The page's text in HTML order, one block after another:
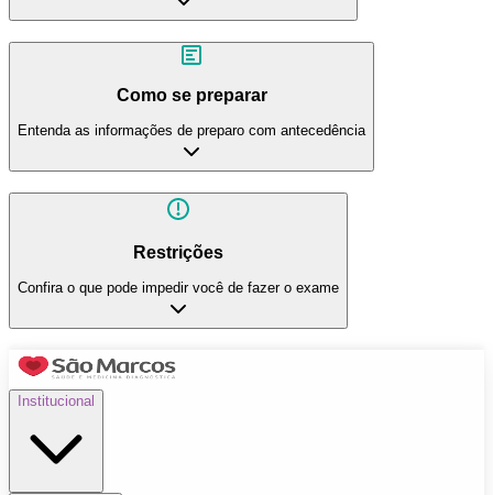
Como se preparar
Entenda as informações de preparo com antecedência
Restrições
Confira o que pode impedir você de fazer o exame
Institucional